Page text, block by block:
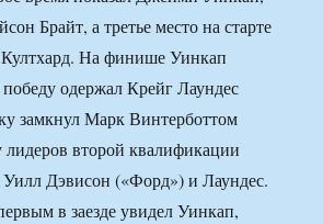
Брайт, а третье место на старте
На финише Уинкап
одержал Крейг Лаундес
замкнул Марк Винтерботтом
второй квалификации
Уилл Дэвисон («Форд») и Лаундес.
в заезде увидел Уинкап,